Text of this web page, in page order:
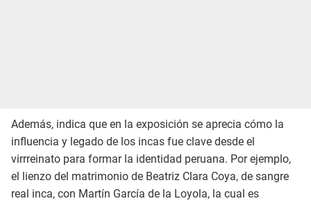
Además, indica que en la exposición se aprecia cómo la
influencia y legado de los incas fue clave desde el
virrreinato para formar la identidad peruana. Por ejemplo,
el lienzo del matrimonio de Beatriz Clara Coya, de sangre
real inca, con Martín García de la Loyola, la cual es